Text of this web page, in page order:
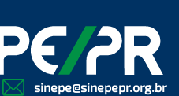
sinepe@sinepepr.org.br